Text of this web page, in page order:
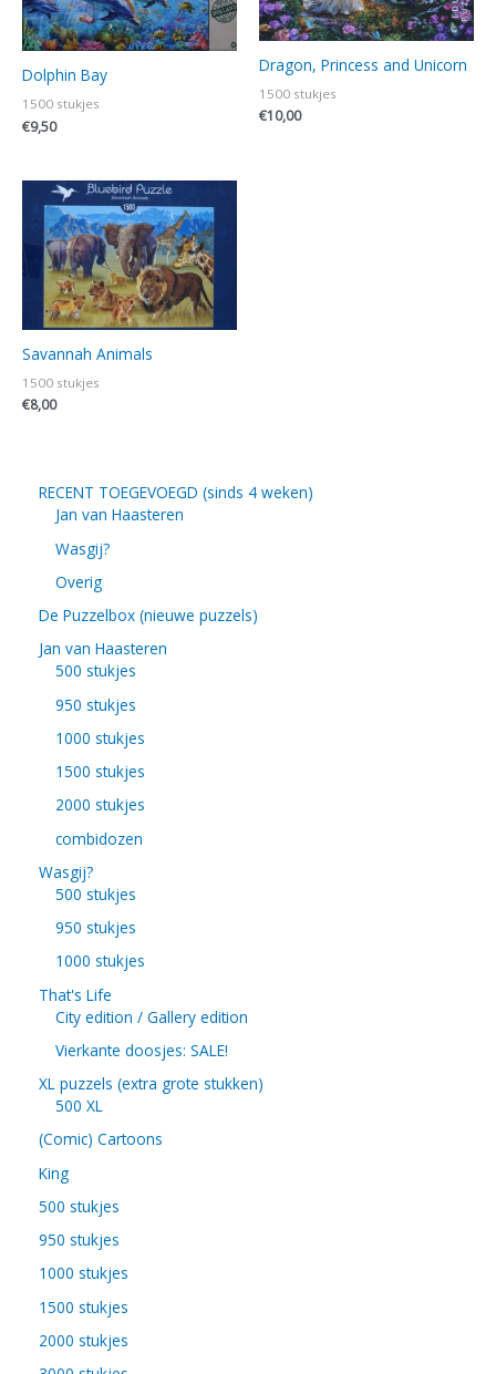
Dolphin Bay
1500 stukjes
€9,50
Dragon, Princess and Unicorn
1500 stukjes
€10,00
Savannah Animals
1500 stukjes
€8,00
RECENT TOEGEVOEGD (sinds 4 weken)
Jan van Haasteren
Wasgij?
Overig
De Puzzelbox (nieuwe puzzels)
Jan van Haasteren
500 stukjes
950 stukjes
1000 stukjes
1500 stukjes
2000 stukjes
combidozen
Wasgij?
500 stukjes
950 stukjes
1000 stukjes
That's Life
City edition / Gallery edition
Vierkante doosjes: SALE!
XL puzzels (extra grote stukken)
500 XL
(Comic) Cartoons
King
500 stukjes
950 stukjes
1000 stukjes
1500 stukjes
2000 stukjes